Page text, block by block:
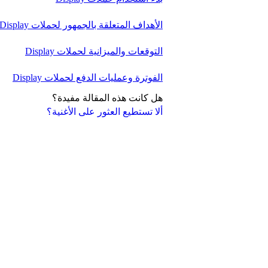
ألا تستطيع العثور على الأغنية؟
الأهداف المتعلقة بالجمهور لحملات Display
التوقعات والميزانية لحملات Display
الفوترة وعمليات الدفع لحملات Display
هل كانت هذه المقالة مفيدة؟